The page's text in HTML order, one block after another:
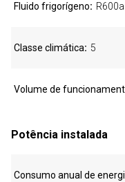
Fluido frigorígeno R600a
Classe climática 5
Volume de
Potência instalada
Consumo anual de